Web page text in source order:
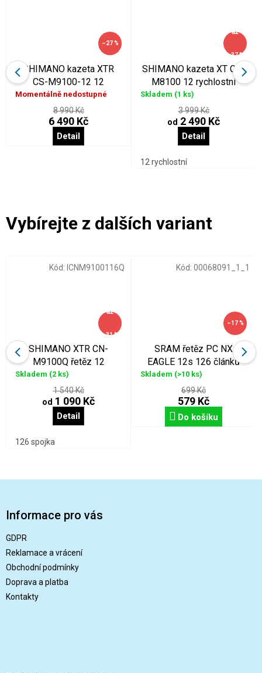
až
–31 %
SHIMANO XTR CN-
M9100Q řetěz 12
rychlostní
Skladem (2 ks)
1 540 Kč
od 1 090 Kč
Detail
126 spojka
Kód: ICNM9100116Q
–17 %
SRAM řetěz PC NX
EAGLE 12s 126 článků
Skladem (>10 ks)
699 Kč
579 Kč
Do košíku
Kód: 00068091_1_1
–27 %
SHIMANO kazeta XTR
CS-M9100-12 12
rychlostní 10 - 51 zubů
Momentálně nedostupné
8 990 Kč
6 490 Kč
Detail
až
–37 %
SHIMANO kazeta XT CS-
M8100 12 rychlostní
Skladem (1 ks)
3 999 Kč
od 2 490 Kč
Detail
12 rychlostní
Informace pro vás
GDPR
Reklamace a vrácení
Obchodní podmínky
Doprava a platba
Kontakty